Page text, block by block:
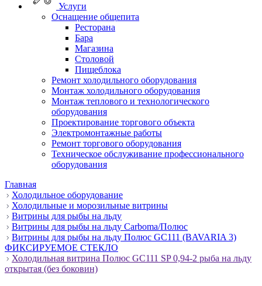
Услуги
Оснащение общепита
Ресторана
Бара
Магазина
Столовой
Пищеблока
Ремонт холодильного оборудования
Монтаж холодильного оборудования
Монтаж теплового и технологического
оборудования
Проектирование торгового объекта
Электромонтажные работы
Ремонт торгового оборудования
Техническое обслуживание профессионального
оборудования
Главная
Холодильное оборудование
Холодильные и морозильные витрины
Витрины для рыбы на льду
Витрины для рыбы на льду Carboma/Полюс
Витрины для рыбы на льду Полюс GC111 (BAVARIA 3)
ФИКСИРУЕМОЕ СТЕКЛО
Холодильная витрина Полюс GC111 SP 0,94-2 рыба на льду
открытая (без боковин)